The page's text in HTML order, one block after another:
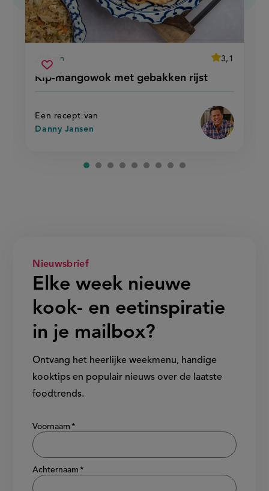
Kip-mangowok met gebakken rijst
voorbereidingstijd
60 min
average
3,1
Beoordeel
met
rijst'
Een recept van
Danny Jansen
Sla
recept
kip-
mangowok
met
rijst
Nieuwsbrief
Elke week nieuwe
kook- en eetinspiratie
in je mailbox?
Ontvang het heerlijke weekmenu, handige
kooktips en populair nieuws over de laatste
foodtrends.
Show/hide
Voornaam
Achternaam